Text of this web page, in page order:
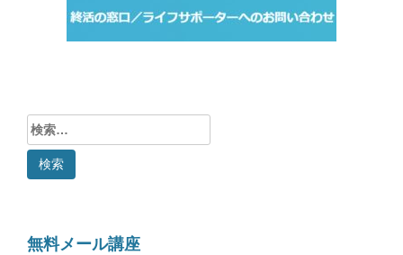
検
索:
無料メール講座